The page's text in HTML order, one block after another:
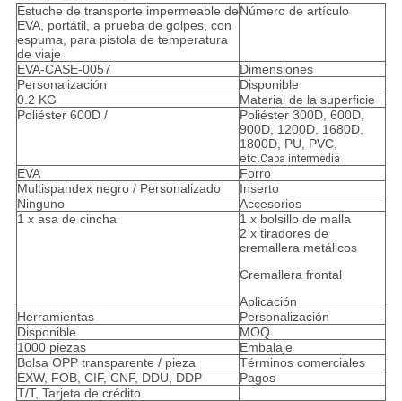
Estuche de transporte impermeable de
EVA, portátil, a prueba de golpes, con
espuma, para pistola de temperatura
de viaje
Número de artículo
EVA-CASE-0057
Dimensiones
Personalización
Disponible
0.2 KG
Material de la superficie
Poliéster 600D /
Poliéster 300D, 600D,
900D, 1200D, 1680D,
1800D, PU, PVC,
etc. Capa intermedia
EVA
Forro
Multispandex negro / Personalizado
Inserto
Ninguno
Accesorios
1 x asa de cincha
1 x bolsillo de malla
2 x tiradores de
cremallera metálicos
Cremallera frontal
Aplicación
Herramientas
Personalización
Disponible
MOQ
1000 piezas
Embalaje
Bolsa OPP transparente / pieza
Términos comerciales
EXW, FOB, CIF, CNF, DDU, DDP
Pagos
T/T, Tarjeta de crédito